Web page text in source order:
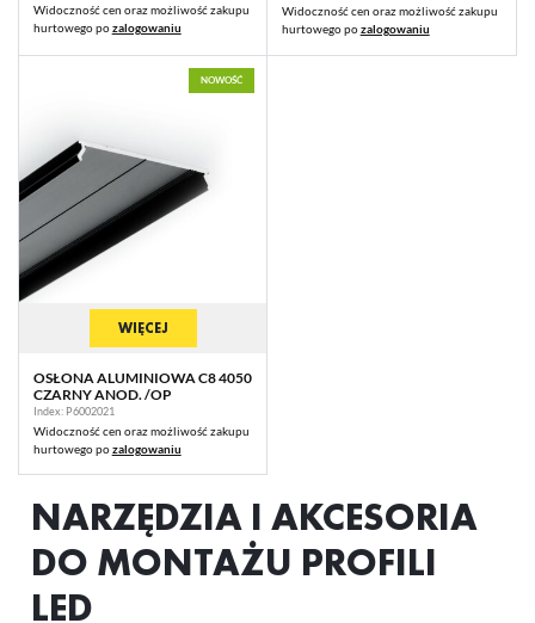
Widoczność cen oraz możliwość zakupu
hurtowego pozalogowaniu
Widoczność cen oraz możliwość zakupu
hurtowego pozalogowaniu
NOWOŚĆ
WIĘCEJ
OSŁONA ALUMINIOWA C8 4050
CZARNY ANOD. /OP
Index: P6002021
Widoczność cen oraz możliwość zakupu
hurtowego pozalogowaniu
NARZĘDZIA I AKCESORIA
DO MONTAŻU PROFILI
LED